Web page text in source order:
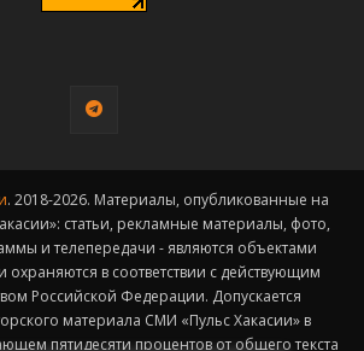
. 2018-2026. Материалы, опубликованные на
статьи, рекламные материалы, фото,
и телепередачи - являются объектами
охраняются в соответствии с действующим
Российской Федерации. Допускается
материала СМИ «Пульс Хакасии» в
пятидесяти процентов от общего текста